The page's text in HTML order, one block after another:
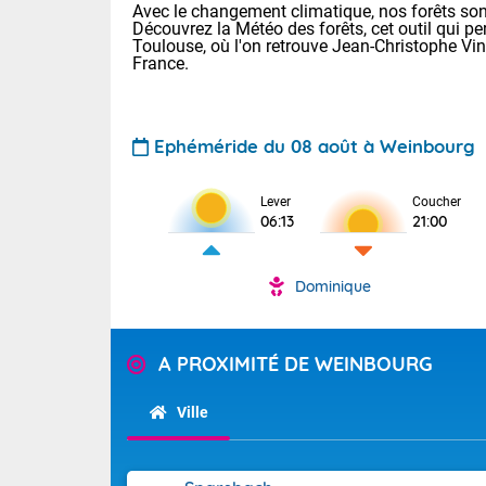
Pour la
Tendance
Avec le changement climatique, nos forêts
Découvrez la Météo des forêts, cet outil qui
Toulouse, où l'on retrouve Jean-Christophe
France.
Ephéméride du 08 août à Weinbourg
Lever
06:13
Coucher
21:00
Dominique
A PROXIMITÉ DE WEINBOURG
Ville
Voici les
: 22/28 Paris
Clermont-
Lille : 22/29
Cet après-
Très